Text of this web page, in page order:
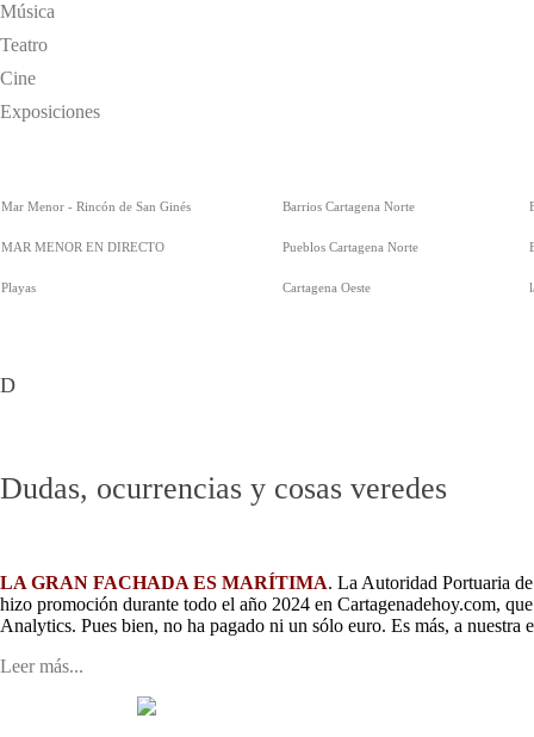
Música
Teatro
Cine
Exposiciones
Mar Menor - Rincón de San Ginés
MAR MENOR EN DIRECTO
Playas
Barrios Cartagena Norte
Pueblos Cartagena Norte
Cartagena Oeste
D
Dudas, ocurrencias y cosas veredes
LA GRAN FACHADA ES MARÍTIMA. La Autoridad Portuaria
hizo promoción durante todo el año 2024 en Cartagenadehoy.com,
Analytics. Pues bien, no ha pagado ni un sólo euro. Es más, a nuestra
Leer más...